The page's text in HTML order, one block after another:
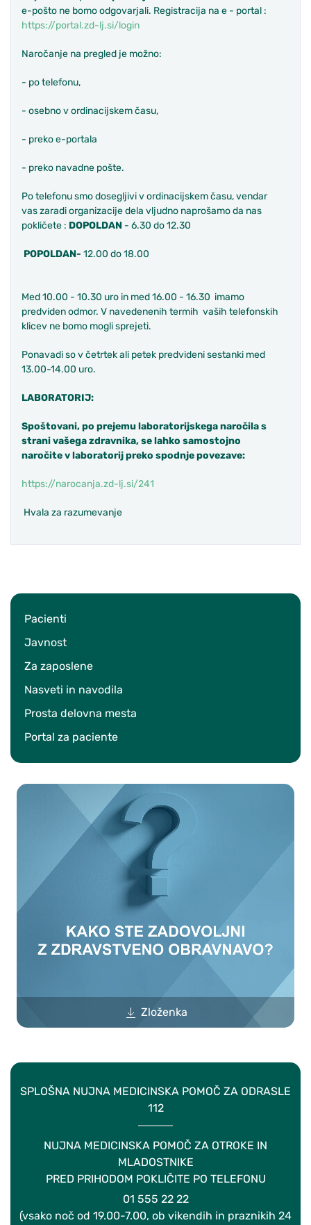
Pacienti
Javnost
Za zaposlene
Nasveti in navodila
Prosta delovna mesta
Portal za paciente
Zloženka
SPLOŠNA NUJNA MEDICINSKA POMOČ ZA ODRASLE
112
NUJNA MEDICINSKA POMOČ ZA OTROKE IN
MLADOSTNIKE
PRED PRIHODOM POKLIČITE PO TELEFONU
01 555 22 22
(vsako noč od 19.00-7.00, ob vikendih in praznikih 24
e-pošto ne bomo odgovarjali. Registracija na e - portal :
https://portal.zd-lj.si/login
Naročanje na pregled je možno:
- po telefonu,
- osebno v ordinacijskem času,
- preko e-portala
- preko navadne pošte.
Po telefonu smo dosegljivi v ordinacijskem času, vendar
vas zaradi organizacije dela vljudno naprošamo da nas
pokličete : DOPOLDAN - 6.30 do 12.30
POPOLDAN- 12.00 do 18.00
Med 10.00 - 10.30 uro in med 16.00 - 16.30 imamo
predviden odmor. V navedenenih termih vaših telefonskih
klicev ne bomo mogli sprejeti.
Ponavadi so v četrtek ali petek predvideni sestanki med
13.00-14.00 uro.
LABORATORIJ:
Spoštovani, po prejemu laboratorijskega naročila s
strani vašega zdravnika, se lahko samostojno
naročite v laboratorij preko spodnje povezave:
https://narocanja.zd-lj.si/241
Hvala za razumevanje